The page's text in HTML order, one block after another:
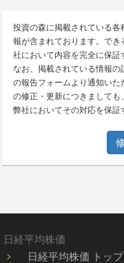
投資の森に掲載されている
報が含まれております。で
社において内容を完全に保証
なお、掲載されている情報
の報告フォームより通知い
の修正・更新につきましても
弊社においてその対応を保証
日経平均株価
日経平均株価 トップ